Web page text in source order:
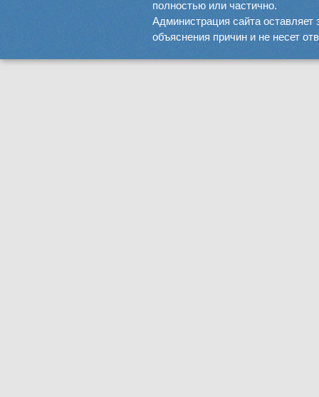
полностью или частично.
Администрация сайта оставляет
объяснения причин и не несет